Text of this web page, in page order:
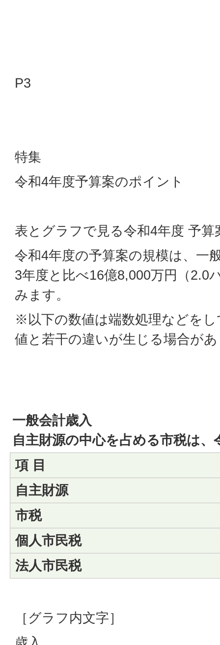
P3
特集
令和4年度予算案のポイント
表とグラフで見る令和4年度 予算
令和4年度の予算案の規模は、一
3年度と比べ16億8,000万円（2.0
みます。
※以下の数値は端数処理などを
値と若干の違いが生じる場合が
一般会計歳入
自主財源の中心を占める市税は
項 目
自主財源
市税
個人市民税
法人市民税
［グラフ内文字］